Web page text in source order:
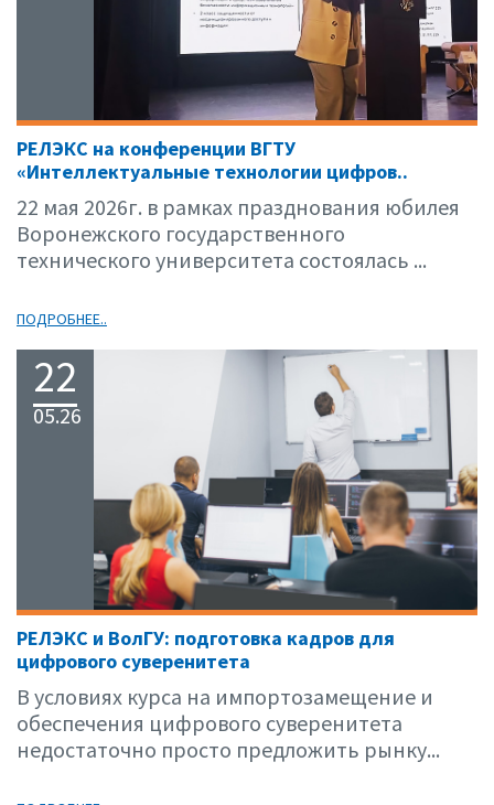
РЕЛЭКС на конференции ВГТУ
«Интеллектуальные технологии цифров..
22 мая 2026г. в рамках празднования юбилея
Воронежского государственного
технического университета состоялась ...
ПОДРОБНЕЕ..
22
05.26
РЕЛЭКС и ВолГУ: подготовка кадров для
цифрового суверенитета
В условиях курса на импортозамещение и
обеспечения цифрового суверенитета
недостаточно просто предложить рынку...